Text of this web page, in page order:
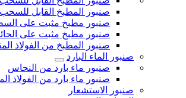
صنبور المطبخ القابل
صنبور مطبخ مثبت على
صنبور مطبخ مثبت على
صنبور المطبخ من الفولاذ
صنبور الماء البارد
صنبور ماء بارد من النحاس
صنبور ماء بارد من الفولاذ
صنبور الاستشعار